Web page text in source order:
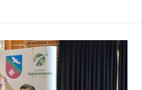
i całościowe spojrzenie